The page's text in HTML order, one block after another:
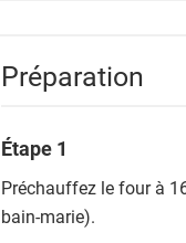
Préparation
Étape 1
Préchauffez le four à
bain-marie).